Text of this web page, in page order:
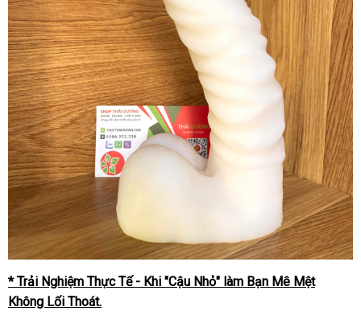
* Trải Nghiệm Thực Tế - Khi "Cậu Nhỏ" làm Bạn Mê Mệt
Không Lối Thoát.